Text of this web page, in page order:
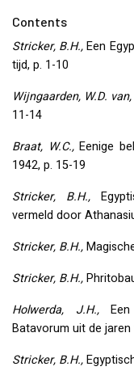
Contents
Stricker, B.H.,Een
tijd, p. 1-10
Wijngaarden, W.D. van,
11-14
Braat, W.C.,Eenige
1942, p. 15-19
Stricker, B.H.,
vermeld door
Stricker, B.H.,
Stricker, B.H.,
Holwerda, J.H.,Een
Batavorum uit de jaren
Stricker, B.H.,